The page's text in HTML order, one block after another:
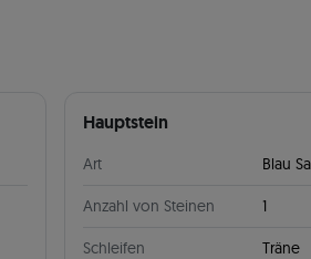
Hauptstein
Art Blau
Anzahl von Steinen 1
Schleifen Träne